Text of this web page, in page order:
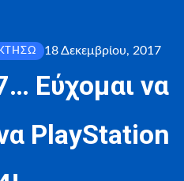
18 Δεκεμβρίου, 2017
Εύχομαι να
PlayStation